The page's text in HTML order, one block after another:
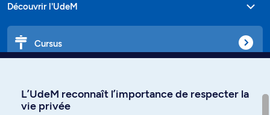
Découvrir l'UdeM
Cursus
L’UdeM reconnaît l’importance de respecter la
vie privée